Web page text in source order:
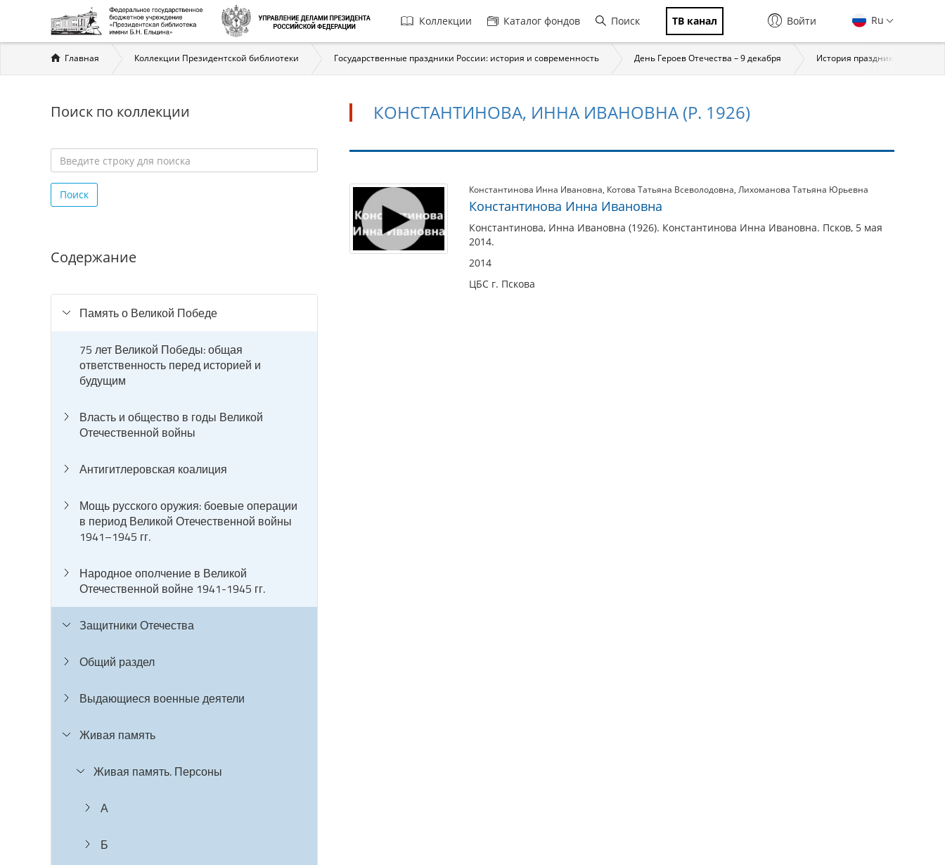
Главная
навигация
Коллекции Каталог фондов Поиск ТВ канал Ru
Войти
Вы
здесь
Главная Коллекции Президентской библиотеки Государственные праздники России: история и современность День Героев Отечества – 9 декабря История праздника
Поиск по коллекции
строку
для
Поиск
Содержание
Память о Великой Победе
75 лет Великой Победы: общая
ответственность перед историей и
будущим
Власть и общество в годы Великой
Отечественной войны
Антигитлеровская коалиция
Мощь русского оружия: боевые операции
в период Великой Отечественной войны
1941–1945 гг.
Народное ополчение в Великой
Отечественной войне 1941-1945 гг.
Защитники Отечества
Общий раздел
Выдающиеся военные деятели
Живая память
Живая память. Персоны
А
Б
КОНСТАНТИНОВА, ИННА ИВАНОВНА (Р. 1926)
Константинова,
Инна
Ивановна
(р.
Константинова Инна Ивановна, Котова Татьяна Всеволодовна, Лихоманова Татьяна Юрьевна
Константинова Инна Ивановна
Константинова, Инна Ивановна (1926). Константинова Инна Ивановна. Псков, 5 мая
2014.
2014
ЦБС г. Пскова